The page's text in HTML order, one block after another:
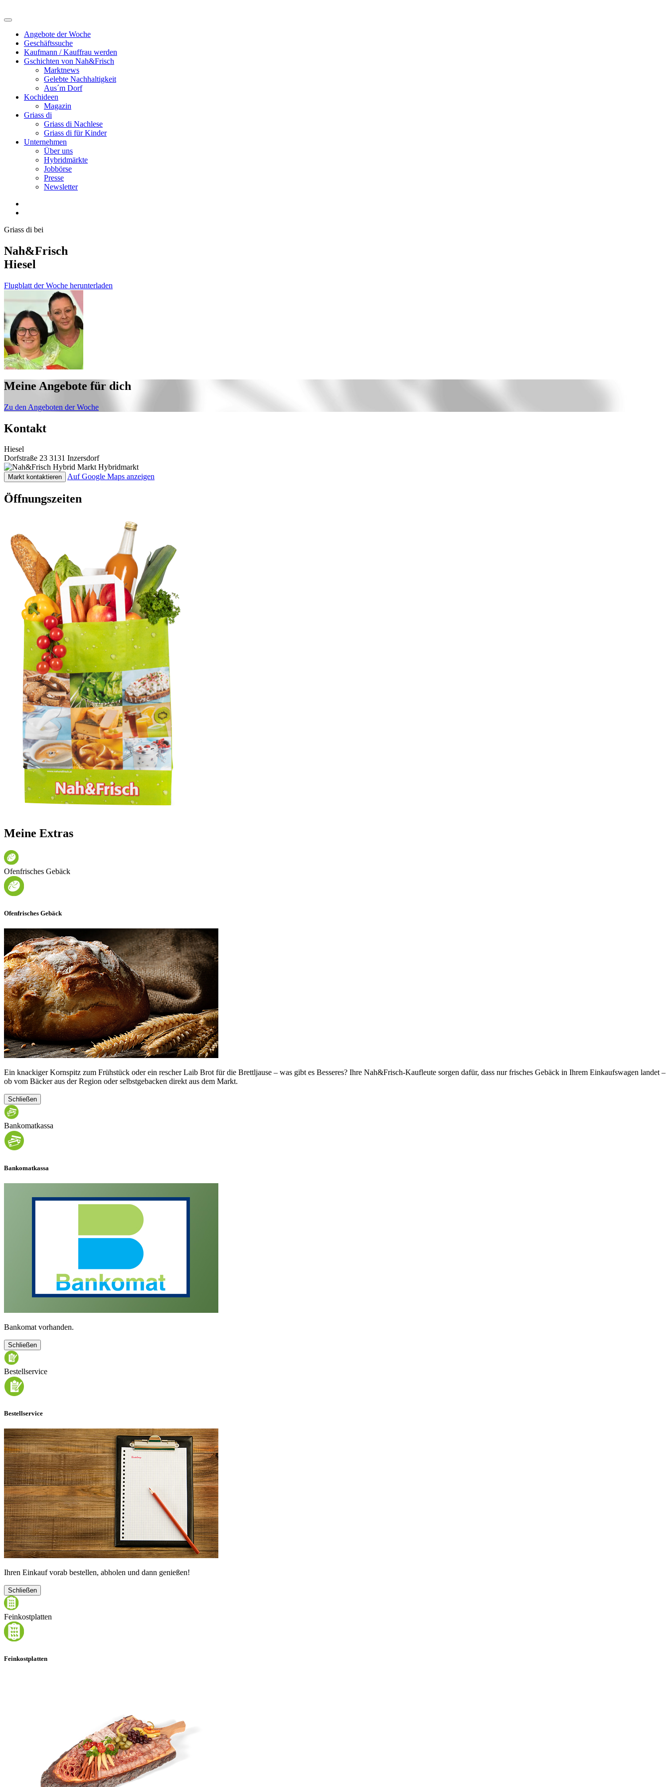
Angebote der Woche
Geschäftssuche
Kaufmann / Kauffrau werden
Gschichten von Nah&Frisch
Marktnews
Gelebte Nachhaltigkeit
Aus´m Dorf
Kochideen
Magazin
Griass di
Griass di Nachlese
Griass di für Kinder
Unternehmen
Über uns
Hybridmärkte
Jobbörse
Presse
Newsletter
Griass di bei
Nah&Frisch
Hiesel
Flugblatt der Woche herunterladen
Meine Angebote für dich
Zu den Angeboten der Woche
Kontakt
Hiesel
Dorfstraße 23 3131 Inzersdorf
Hybridmarkt
Markt kontaktieren Auf Google Maps anzeigen
Öffnungszeiten
Meine Extras
Ofenfrisches Gebäck
Ofenfrisches Gebäck
Ein knackiger Kornspitz zum Frühstück oder ein rescher Laib Brot für die Brettljause – was gibt es Besseres? Ihre Nah&Frisch-Kaufleute sorgen dafür, dass nur frisches Gebäck in Ihrem Einkaufswagen landet –
ob vom Bäcker aus der Region oder selbstgebacken direkt aus dem Markt.
Schließen
Bankomatkassa
Bankomatkassa
Bankomat vorhanden.
Schließen
Bestellservice
Bestellservice
Ihren Einkauf vorab bestellen, abholen und dann genießen!
Schließen
Feinkostplatten
Feinkostplatten